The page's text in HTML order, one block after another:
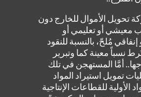
تحويل الأموال للخارج دون
معيشي أو تعليمي أو
مُلحّ، بالنسبة للنقود
نسباً معينة كما وتبرير
أمَّا المستهجن في تلك
تمويل استيراد المواد
الأولية للقطاعات الإنتاجية